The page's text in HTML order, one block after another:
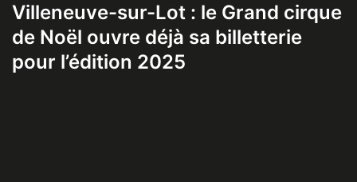
Villeneuve-sur-Lot : le Grand cirque
de Noël ouvre déjà sa billetterie
pour l’édition 2025